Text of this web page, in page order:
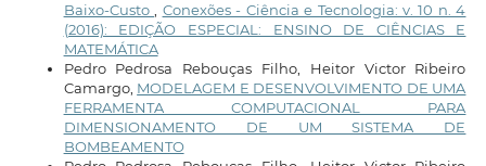
Baixo-Custo
Conexões - Ciência e Tecnologia: v. 10 n. 4
(2016): EDIÇÃO ESPECIAL: ENSINO DE CIÊNCIAS E
MATEMÁTICA
Pedro Pedrosa Rebouças Filho, Heitor Victor Ribeiro
Camargo, MODELAGEM E DESENVOLVIMENTO DE UMA
FERRAMENTA COMPUTACIONAL PARA
DIMENSIONAMENTO DE UM SISTEMA DE
BOMBEAMENTO